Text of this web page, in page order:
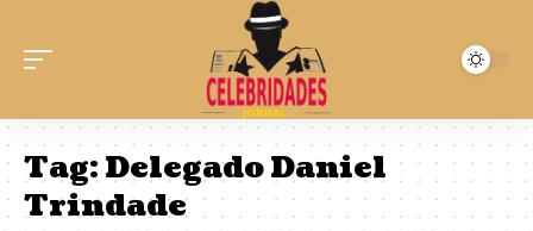
Tag:Delegado Daniel
Trindade